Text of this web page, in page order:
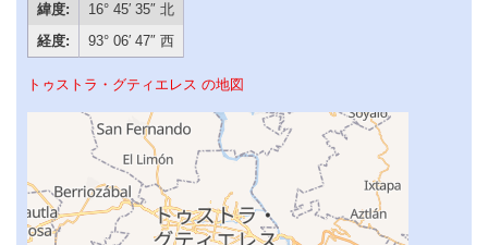
緯度:
16° 45′ 35″ 北
経度:
93° 06′ 47″ 西
トゥストラ・グティエレス の地図